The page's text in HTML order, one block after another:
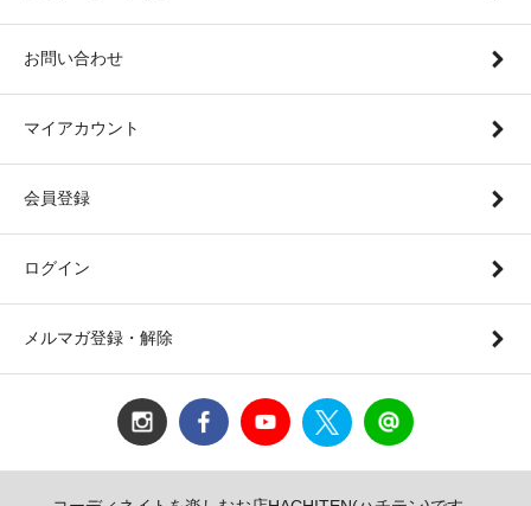
お問い合わせ
マイアカウント
会員登録
ログイン
メルマガ登録・解除